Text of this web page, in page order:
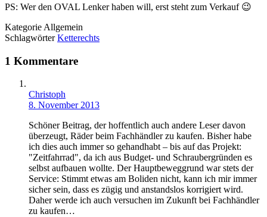
PS: Wer den OVAL Lenker haben will, erst steht zum Verkauf 😉
Kategorie Allgemein
SchlagwörterKetterechts
1 Kommentare
Christoph
8. November 2013
Schöner Beitrag, der hoffentlich auch andere Leser davon
überzeugt, Räder beim Fachhändler zu kaufen. Bisher habe
ich dies auch immer so gehandhabt – bis auf das Projekt:
"Zeitfahrrad", da ich aus Budget- und Schraubergründen es
selbst aufbauen wollte. Der Hauptbeweggrund war stets der
Service: Stimmt etwas am Boliden nicht, kann ich mir immer
sicher sein, dass es zügig und anstandslos korrigiert wird.
Daher werde ich auch versuchen im Zukunft bei Fachhändler
zu kaufen…